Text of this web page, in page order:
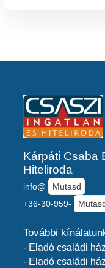
Kárpáti Csaba
Hiteliroda
info@
Mutasd
+36-30-959-
További
- Eladó családi
- Eladó családi